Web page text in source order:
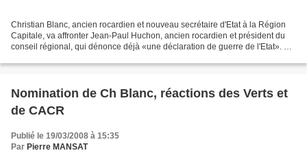
Christian Blanc, ancien rocardien et nouveau secrétaire d'Etat à la Région
Capitale, va affronter Jean-Paul Huchon, ancien rocardien et président du
conseil régional, qui dénonce déjà «une déclaration de guerre de l'Etat». Un
Nomination de Ch Blanc, réactions des Verts et
de CACR
Publié le 19/03/2008 à 15:35
Par Pierre MANSAT